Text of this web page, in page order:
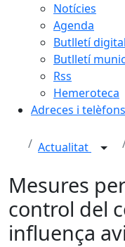
Notícies
Agenda
Butlletí digital
Butlletí
Rss
Hemeroteca
Adreces i telèfons
Actualitat
Mesures
control del
influença